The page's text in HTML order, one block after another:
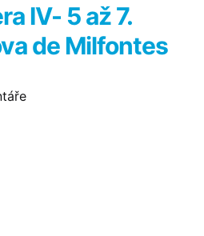
IV- 5 až 7.
de Milfontes